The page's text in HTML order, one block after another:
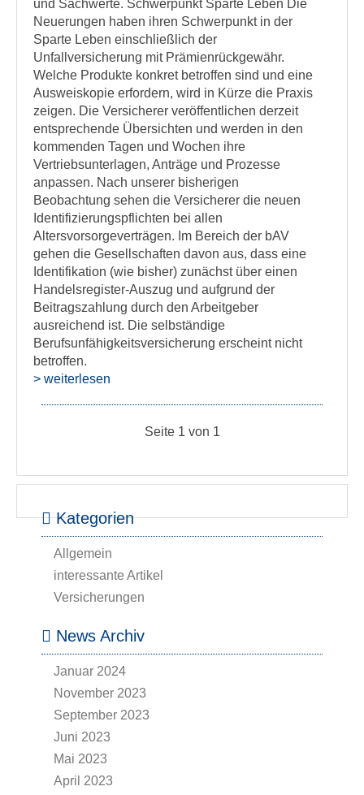
und Sachwerte. Schwerpunkt Sparte Leben Die
Neuerungen haben ihren Schwerpunkt in der
Sparte Leben einschließlich der
Unfallversicherung mit Prämienrückgewähr.
Welche Produkte konkret betroffen sind und eine
Ausweiskopie erfordern, wird in Kürze die Praxis
zeigen. Die Versicherer veröffentlichen derzeit
entsprechende Übersichten und werden in den
kommenden Tagen und Wochen ihre
Vertriebsunterlagen, Anträge und Prozesse
anpassen. Nach unserer bisherigen
Beobachtung sehen die Versicherer die neuen
Identifizierungspflichten bei allen
Altersvorsorgeverträgen. Im Bereich der bAV
gehen die Gesellschaften davon aus, dass eine
Identifikation (wie bisher) zunächst über einen
Handelsregister-Auszug und aufgrund der
Beitragszahlung durch den Arbeitgeber
ausreichend ist. Die selbständige
Berufsunfähigkeitsversicherung erscheint nicht
betroffen.
> weiterlesen
Seite 1 von 1
Kategorien
Allgemein
interessante Artikel
Versicherungen
News Archiv
Januar 2024
November 2023
September 2023
Juni 2023
Mai 2023
April 2023